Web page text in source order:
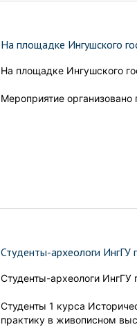
На площадке Ингушского
На площадке Ингушского
Мероприятие организовано
Студенты-археологи ИнгГУ
Студенты-археологи
Студенты 1 курса
практику в живописном